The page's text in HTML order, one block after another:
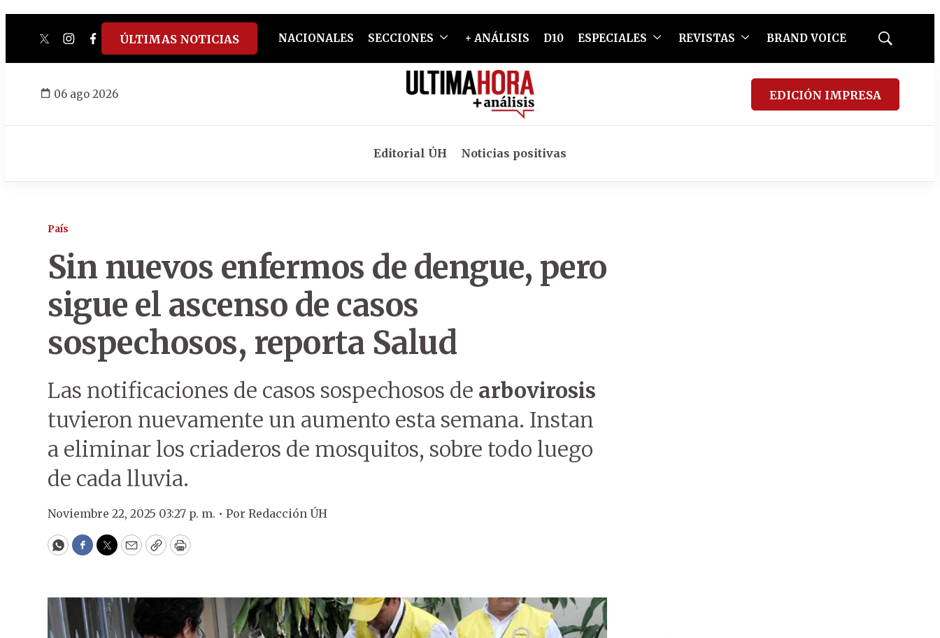
twitterinstagram
facebook
tiktokyoutube
spotify
ÚLTIMAS NOTICIAS NACIONALES SECCIONES + ANÁLISIS D10 ESPECIALES REVISTAS BRAND VOICE
Mostrar
06 ago 2026 EDICIÓN IMPRESA
Editorial ÚH Noticias positivas
País
Sin nuevos enfermos de dengue, pero
sigue el ascenso de casos
sospechosos, reporta Salud
Las notificaciones de casos sospechosos de arbovirosis
tuvieron nuevamente un aumento esta semana. Instan
a eliminar los criaderos de mosquitos, sobre todo luego
de cada lluvia.
Noviembre 22, 2025 03:27 p. m. • Por Redacción ÚH
WhatsApp
Facebook
Twitter
EmailCopyPrint